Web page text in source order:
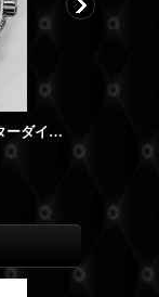
5タイムゾーン ワールドマップ アフターダイヤ JACOB&COフルダイヤ
roch-